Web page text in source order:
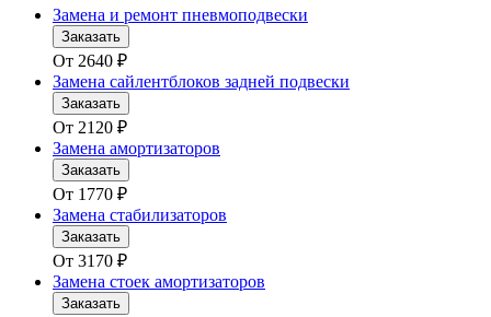
Замена и ремонт пневмоподвески
Заказать
От 2640 ₽
Замена сайлентблоков задней подвески
Заказать
От 2120 ₽
Замена амортизаторов
Заказать
От 1770 ₽
Замена стабилизаторов
Заказать
От 3170 ₽
Замена стоек амортизаторов
Заказать